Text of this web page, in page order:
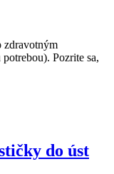
zdravotným
Pozrite sa,
do úst